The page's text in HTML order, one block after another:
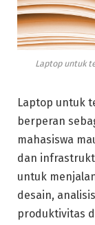
Laptop untuk
Laptop untuk
berperan
mahasiswa
dan
untuk
desain,
produktivitas